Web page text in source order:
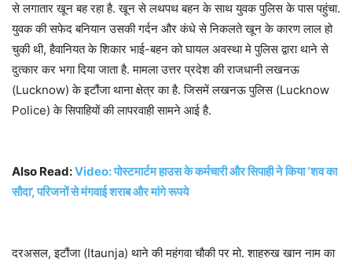
से लगातार खून बह रहा है. खून से लथपथ बहन के साथ युवक पुलिस के पास पहुंचा.
युवक की सफेद बनियान उसकी गर्दन और कंधे से निकलते खून के कारण लाल हो
चुकी थी, हैवानियत के शिकार भाई-बहन को घायल अवस्था मे पुलिस द्वारा थाने से
दुत्कार कर भगा दिया जाता है. मामला उत्तर प्रदेश की राजधानी लखनऊ
(Lucknow) के इटौंजा थाना क्षेत्र का है. जिसमें लखनऊ पुलिस (Lucknow
Police) के सिपाहियों की लापरवाही सामने आई है.
Also Read:Video: पोस्टमार्टम हाउस के कर्मचारी और सिपाही ने किया ‘शव का
सौदा’, परिजनों से मंगवाई शराब और मांगे रूपये
दरअसल, इटौंजा (Itaunja) थाने की महंगवा चौकी पर मो. शाहरुख खान नाम का